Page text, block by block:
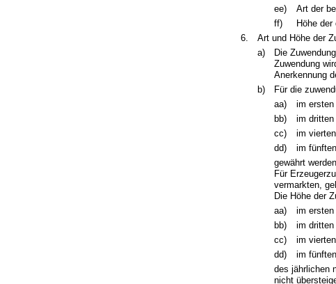
ee)
Art der
ff)
Höhe der
6.
Art und Höhe der
a)
Die
Zuwendung
Anerkennung
b)
Für die
aa)
im ersten
bb)
im dritten
cc)
im
dd)
im
gewährt werden.
Für
vermarkten,
Die Höhe der
aa)
im ersten
bb)
im dritten
cc)
im
dd)
im
des jährlichen
nicht